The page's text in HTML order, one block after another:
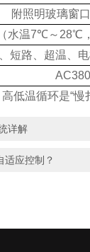
附照明玻璃窗口
水温7℃～ 28℃
短路、超温、
低温循环是“慢
详解
适应控制？